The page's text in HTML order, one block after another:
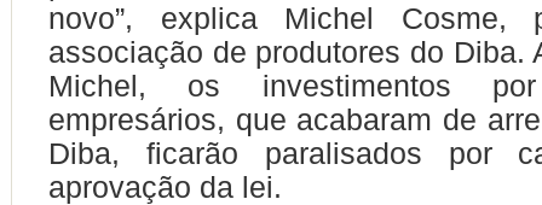
novo”, explica Michel Cosme,
associação de produtores do Diba.
Michel, os investimentos
empresários, que acabaram de
Diba, ficarão paralisados por
aprovação da lei.